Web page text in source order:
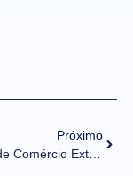
Próximo
Secretaria de Comércio Exterior apresenta painéis de dados sobre licenças de importação